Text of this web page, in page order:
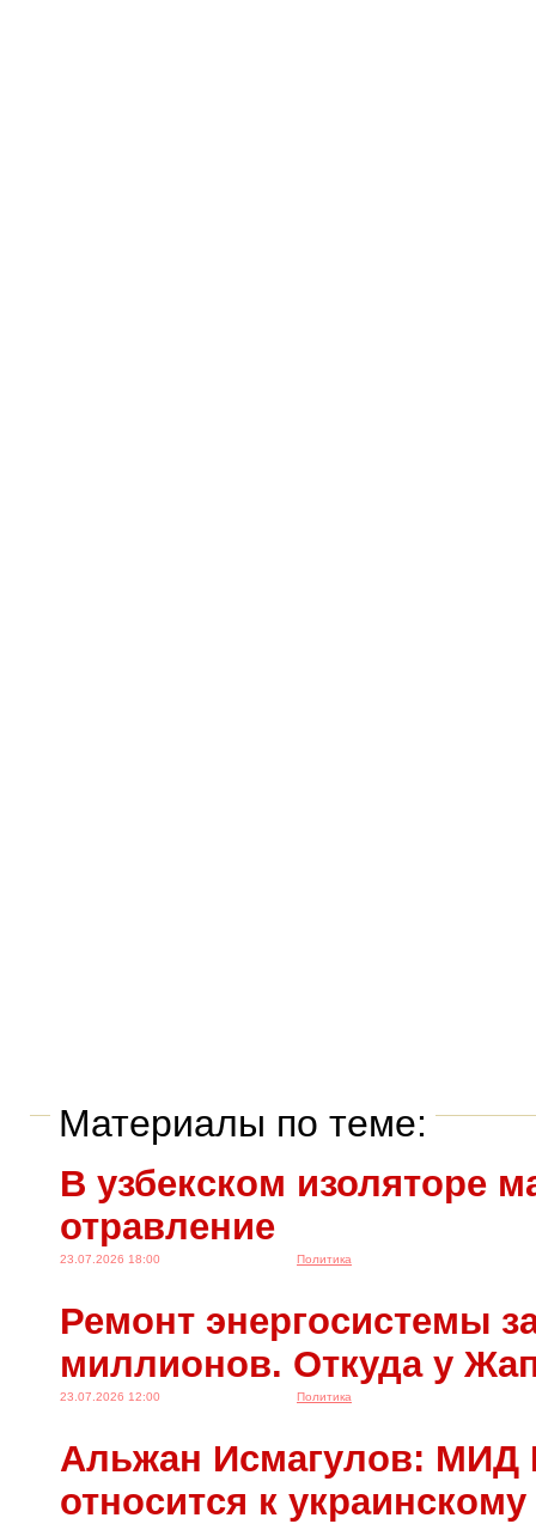
Материалы по теме:
В узбекском изоляторе
отравление
23.07.2026 18:00 Политика
Ремонт энергосистемы
миллионов. Откуда у
23.07.2026 12:00 Политика
Альжан Исмагулов: МИД
относится к